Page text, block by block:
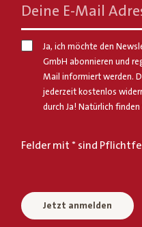
Deine E-Mail
Ja, ich möchte den
GmbH abonnieren und
Mail informiert werden.
jederzeit kostenlos
durch Ja! Natürlich
Felder mit * sind
Jetzt anmelden